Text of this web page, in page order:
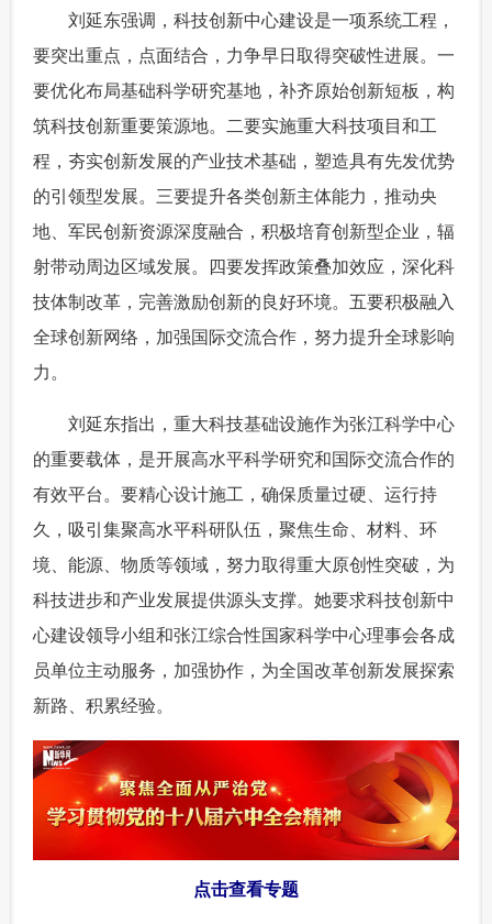
刘延东强调，科技创新中心建设是一项系统工程，
要突出重点，点面结合，力争早日取得突破性进展。一
要优化布局基础科学研究基地，补齐原始创新短板，构
筑科技创新重要策源地。二要实施重大科技项目和工
程，夯实创新发展的产业技术基础，塑造具有先发优势
的引领型发展。三要提升各类创新主体能力，推动央
地、军民创新资源深度融合，积极培育创新型企业，辐
射带动周边区域发展。四要发挥政策叠加效应，深化科
技体制改革，完善激励创新的良好环境。五要积极融入
全球创新网络，加强国际交流合作，努力提升全球影响
力。
刘延东指出，重大科技基础设施作为张江科学中心
的重要载体，是开展高水平科学研究和国际交流合作的
有效平台。要精心设计施工，确保质量过硬、运行持
久，吸引集聚高水平科研队伍，聚焦生命、材料、环
境、能源、物质等领域，努力取得重大原创性突破，为
科技进步和产业发展提供源头支撑。她要求科技创新中
心建设领导小组和张江综合性国家科学中心理事会各成
员单位主动服务，加强协作，为全国改革创新发展探索
新路、积累经验。
点击查看专题